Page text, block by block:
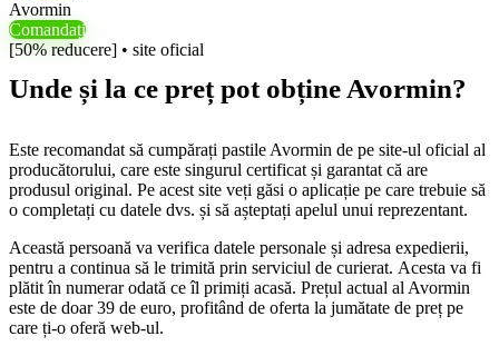
Avormin
Comandați
[50% reducere] • site oficial
Unde și la ce preț pot obține Avormin?
Este recomandat să cumpărați pastile Avormin de pe site-ul oficial al
producătorului, care este singurul certificat și garantat că are
produsul original. Pe acest site veți găsi o aplicație pe care trebuie să
o completați cu datele dvs. și să așteptați apelul unui reprezentant.
Această persoană va verifica datele personale și adresa expedierii,
pentru a continua să le trimită prin serviciul de curierat. Acesta va fi
plătit în numerar odată ce îl primiți acasă. Prețul actual al Avormin
este de doar 39 de euro, profitând de oferta la jumătate de preț pe
care ți-o oferă web-ul.